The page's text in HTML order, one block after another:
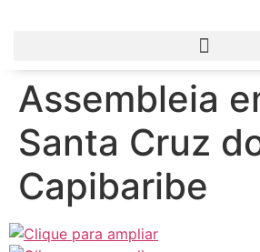
Assembleia
Santa Cruz
Capibaribe